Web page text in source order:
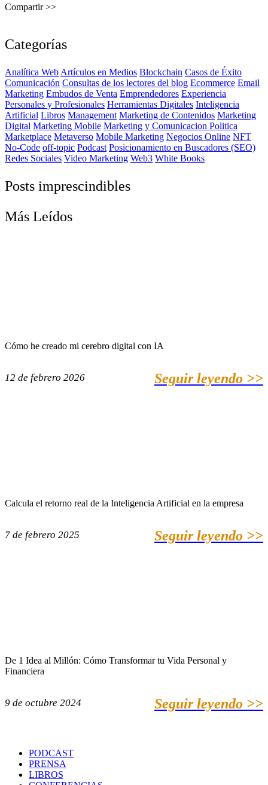
Compartir >>
Categorías
Analítica WebArtículos en Medios Blockchain Casos de Éxito
Comunicación Consultas de los lectores del blog Ecommerce Email
Marketing Embudos de Venta Emprendedores Experiencia
Personales y Profesionales Herramientas Digitales Inteligencia
Artificial Libros Management Marketing de Contenidos Marketing
Digital Marketing Mobile Marketing y Comunicacion Politica
Marketplace Metaverso Mobile Marketing Negocios Online NFT
No-Code off-topic Podcast Posicionamiento en Buscadores (SEO)
Redes Sociales Video Marketing Web3 White Books
Posts imprescindibles
Más Leídos
Cómo he creado mi cerebro digital con IA
12 de febrero 2026 Seguir leyendo >>
Calcula el retorno real de la Inteligencia Artificial en la empresa
7 de febrero 2025 Seguir leyendo >>
De 1 Idea al Millón: Cómo Transformar tu Vida Personal y
Financiera
9 de octubre 2024 Seguir leyendo >>
PODCAST
PRENSA
LIBROS